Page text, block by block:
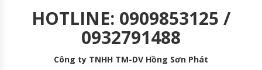
HOTLINE: 0909853125 /
0932791488
Công ty TNHH TM-DV Hồng Sơn Phát